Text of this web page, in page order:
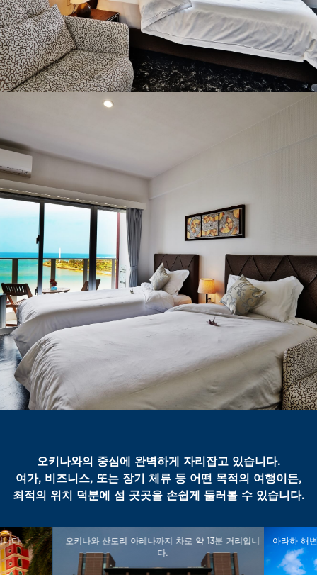
오키나와의 중심에 완벽하게 자리잡고 있습니다.
여가, 비즈니스, 또는 장기 체류 등 어떤 목적의 여행이든,
최적의 위치 덕분에 섬 곳곳을 손쉽게 둘러볼 수 있습니다.
니다.
오키나와 산토리 아레나까지 차로 약 13분 거리입니
다.
아라하 해